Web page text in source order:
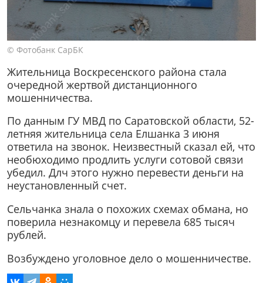
© Фотобанк СарБК
Жительница Воскресенского района стала
очередной жертвой дистанционного
мошенничества.
По данным ГУ МВД по Саратовской области, 52-
летняя жительница села Елшанка 3 июня
ответила на звонок. Неизвестный сказал ей, что
необюходимо продлить услуги сотовой связи
убедил. Длч этого нужно перевести деньги на
неустановленный счет.
Сельчанка знала о похожих схемах обмана, но
поверила незнакомцу и перевела 685 тысяч
рублей.
Возбуждено уголовное дело о мошенничестве.